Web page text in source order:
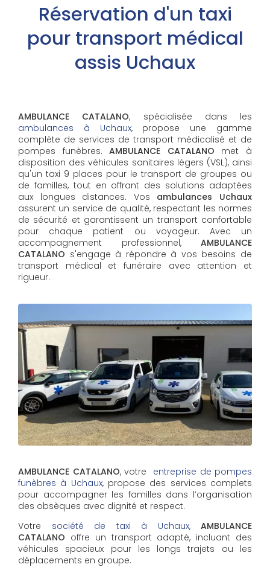
Réservation d'un taxi
pour transport médical
assis Uchaux
AMBULANCE CATALANO, spécialisée dans les
ambulances à Uchaux, propose une gamme
complète de services de transport médicalisé et de
pompes funèbres.AMBULANCE CATALANO met à
disposition des véhicules sanitaires légers (VSL), ainsi
qu'un taxi 9 places pour le transport de groupes ou
de familles, tout en offrant des solutions adaptées
aux longues distances. Vos ambulances Uchaux
assurent un service de qualité, respectant les normes
de sécurité et garantissent un transport confortable
pour chaque patient ou voyageur. Avec un
accompagnement professionnel, AMBULANCE
CATALANO s'engage à répondre à vos besoins de
transport médical et funéraire avec attention et
rigueur.
AMBULANCE CATALANO, votre entreprise de pompes
funèbres à Uchaux, propose des services complets
pour accompagner les familles dans l’organisation
des obsèques avec dignité et respect.
Votre société de taxi à Uchaux, AMBULANCE
CATALANO offre un transport adapté, incluant des
véhicules spacieux pour les longs trajets ou les
déplacements en groupe.